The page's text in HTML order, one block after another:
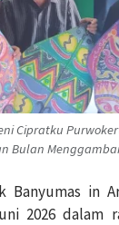
Cipratku
Banyumas in
2026 dalam